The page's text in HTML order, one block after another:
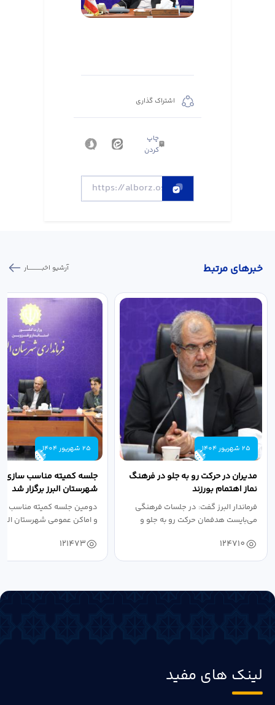
اشتراک گذاری
چاپ
کردن
خبر‌های مرتبط آرشیو اخبـــــــــــار
25 شهریور 1404
مدیران در حرکت رو به جلو در فرهنگ
نماز اهتمام بورزند
فرماندار البرز گفت: در جلسات فرهنگی
می‌بایست هدفمان حرکت رو به جلو و
124710
25 شهریور 1404
جلسه کمیته مناسب سازی
شهرستان البرز برگزار شد
دومین جلسه کمیته مناسب
و اماکن عمومی شهرستان
121473
لینک های مفید